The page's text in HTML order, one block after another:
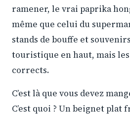
ramener, le vrai paprika
même que celui du
stands de bouffe et
touristique en haut, mais
corrects.
C’est là que vous devez
C’est quoi ? Un beignet